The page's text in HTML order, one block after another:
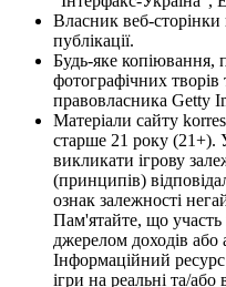
Власник веб-сторінки
публікації.
Будь-яке копіювання,
фотографічних творів
правовласника Getty
Матеріали сайту
старше 21 року (21+).
викликати ігрову
(принципів)
ознак залежності
Пам'ятайте, що участь
джерелом доходів або
Інформаційний
ігри на реальні та/або